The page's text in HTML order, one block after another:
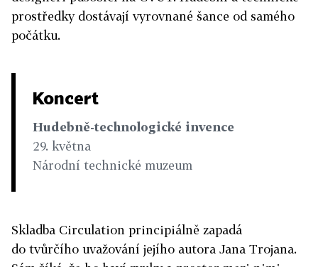
prostředky dostávají vyrovnané šance od samého
počátku.
Koncert
Hudebně-technologické invence
29. května
Národní technické muzeum
Skladba Circulation principiálně zapadá
do tvůrčího uvažování jejího autora Jana Trojana.